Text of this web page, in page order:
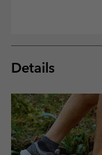
Details